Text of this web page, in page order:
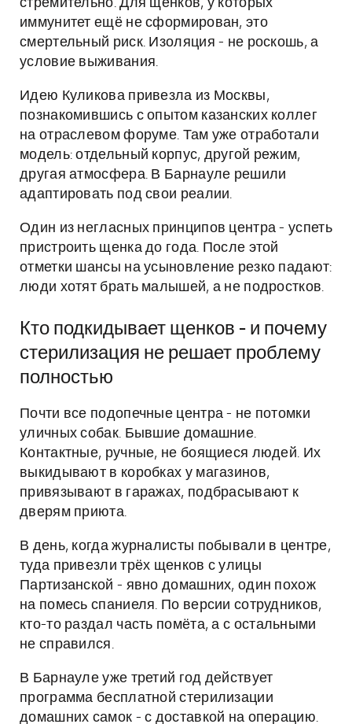
стремительно. Для щенков, у которых
иммунитет ещё не сформирован, это
смертельный риск. Изоляция - не роскошь, а
условие выживания.
Идею Куликова привезла из Москвы,
познакомившись с опытом казанских коллег
на отраслевом форуме. Там уже отработали
модель: отдельный корпус, другой режим,
другая атмосфера. В Барнауле решили
адаптировать под свои реалии.
Один из негласных принципов центра - успеть
пристроить щенка до года. После этой
отметки шансы на усыновление резко падают:
люди хотят брать малышей, а не подростков.
Кто подкидывает щенков - и почему
стерилизация не решает проблему
полностью
Почти все подопечные центра - не потомки
уличных собак. Бывшие домашние.
Контактные, ручные, не боящиеся людей. Их
выкидывают в коробках у магазинов,
привязывают в гаражах, подбрасывают к
дверям приюта.
В день, когда журналисты побывали в центре,
туда привезли трёх щенков с улицы
Партизанской - явно домашних, один похож
на помесь спаниеля. По версии сотрудников,
кто-то раздал часть помёта, а с остальными
не справился.
В Барнауле уже третий год действует
программа бесплатной стерилизации
домашних самок - с доставкой на операцию.